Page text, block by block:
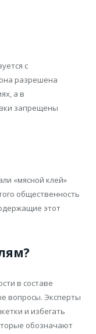
с
разрешена
а в
запрещены
«мясной клей»
общественность
этот
в составе
вопросы. Эксперты
и избегать
обозначают